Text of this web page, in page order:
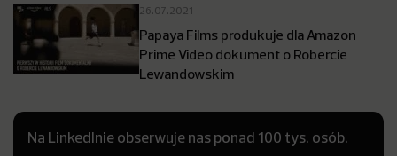
26.07.2021
Papaya Films produkuje dla Amazon
Prime Video dokument o Robercie
Lewandowskim
Na LinkedInie obserwuje nas ponad 100 tys. osób.